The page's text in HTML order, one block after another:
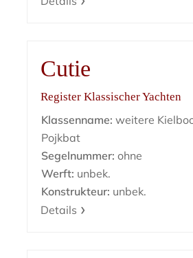
Cutie
Register Klassischer Yachten
Klassenname: weitere
Pojkbat
Segelnummer: ohne
Werft: unbek.
Konstrukteur: unbek.
Details